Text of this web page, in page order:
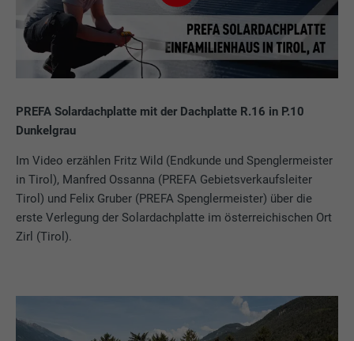
PREFA Solardachplatte mit der Dachplatte R.16 in P.10
Dunkelgrau
Im Video erzählen Fritz Wild (Endkunde und Spenglermeister
in Tirol), Manfred Ossanna (PREFA Gebietsverkaufsleiter
Tirol) und Felix Gruber (PREFA Spenglermeister) über die
erste Verlegung der Solardachplatte im österreichischen Ort
Zirl (Tirol).